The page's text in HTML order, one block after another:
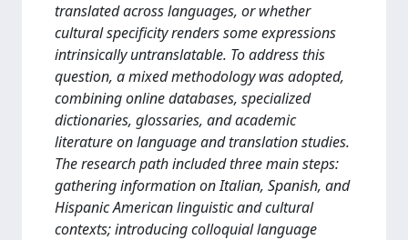
translated across languages, or whether
cultural specificity renders some expressions
intrinsically untranslatable. To address this
question, a mixed methodology was adopted,
combining online databases, specialized
dictionaries, glossaries, and academic
literature on language and translation studies.
The research path included three main steps:
gathering information on Italian, Spanish, and
Hispanic American linguistic and cultural
contexts; introducing colloquial language